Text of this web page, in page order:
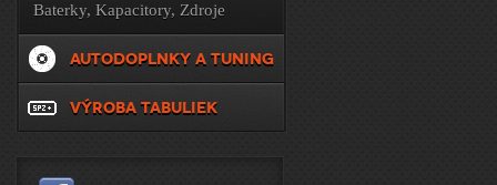
príslušenstvo
Baterky, Kapacitory, Zdroje
AUTODOPLNKY A TUNING
VÝROBA TABULIEK